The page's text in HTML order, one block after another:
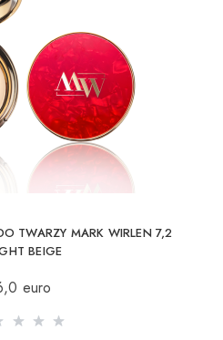
TWARZY MARK WIRLEN 7,2
BEIGE
euro